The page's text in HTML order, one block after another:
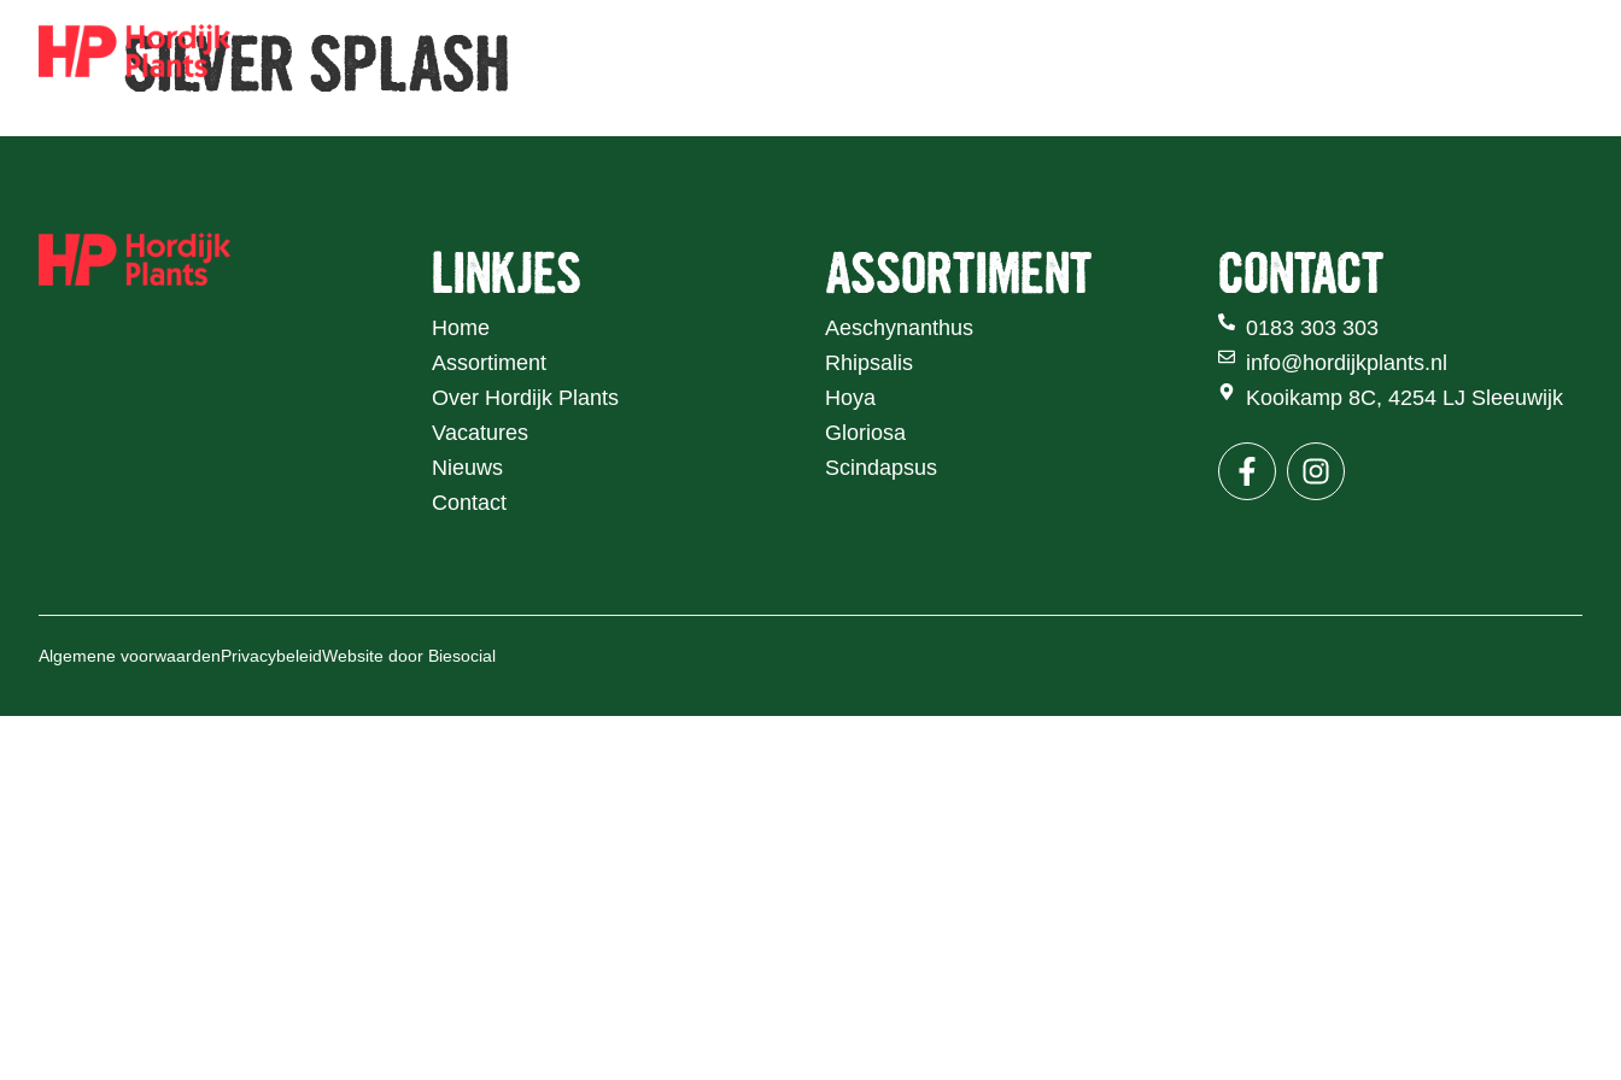
SILVER SPLASH
LINKJES
Home
Assortiment
Over Hordijk Plants
Vacatures
Nieuws
Contact
ASSORTIMENT
Aeschynanthus
Rhipsalis
Hoya
Gloriosa
Scindapsus
CONTACT
0183 303 303
info@hordijkplants.nl
Kooikamp 8C, 4254 LJ Sleeuwijk
Algemene voorwaardenPrivacybeleidWebsite door Biesocial